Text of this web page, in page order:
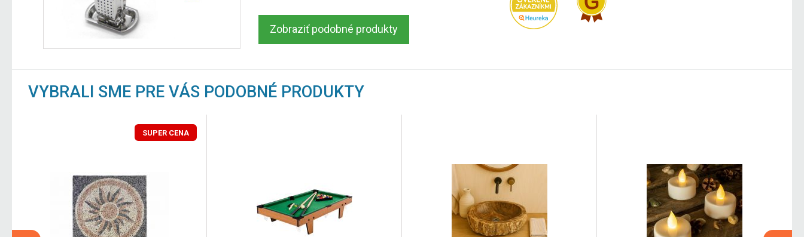
Zobraziť podobné produkty
VYBRALI SME PRE VÁS PODOBNÉ PRODUKTY
SUPER CENA